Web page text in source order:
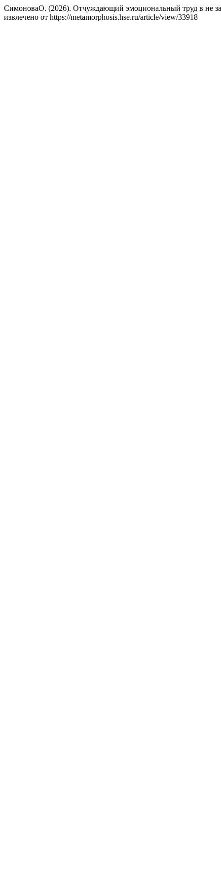
СимоноваО. (2026). Отчуждающий эмоциональный труд в не
извлечено от https://metamorphosis.hse.ru/article/view/33918